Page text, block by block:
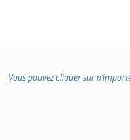
Vous pouvez cliquer sur